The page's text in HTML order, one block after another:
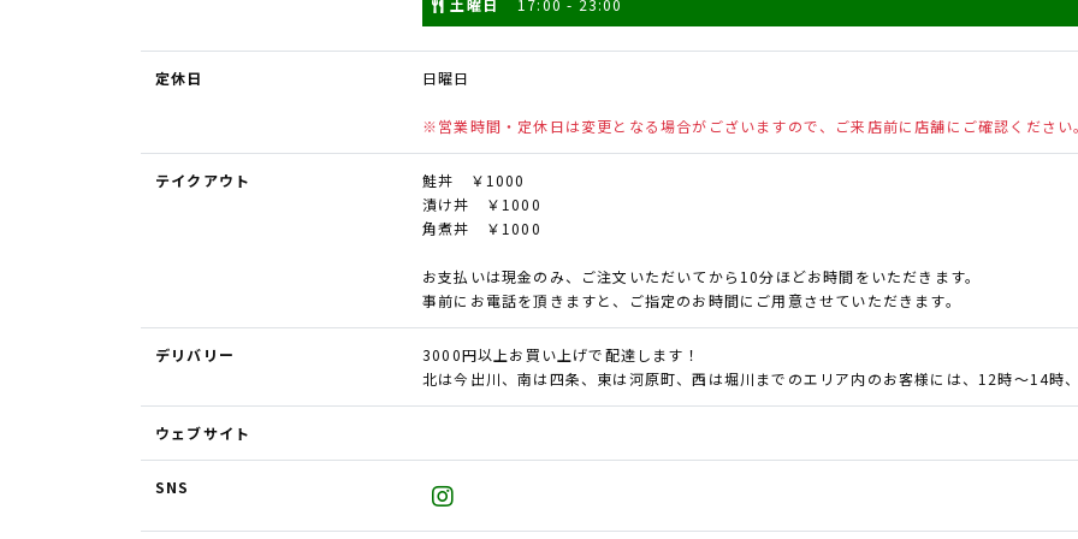
土曜日 17:00 - 23:00
定休日 日曜日
※営業時間・定休日は変更となる場合がございますので、ご来店前に店舗にご確認ください。
テイクアウト
鮭丼 ￥1000
漬け丼 ￥1000
角煮丼 ￥1000
お支払いは現金のみ、ご注文いただいてから10分ほどお時間をいただきます。
事前にお電話を頂きますと、ご指定のお時間にご用意させていただきます。
デリバリー
3000円以上お買い上げで配達します！
北は今出川、南は四条、東は河原町、西は堀川までのエリア内のお客様には、12時～14時
ウェブサイト
SNS